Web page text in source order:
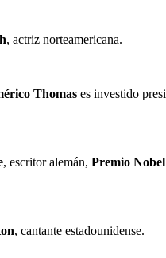
, actriz norteamericana.
Thomas es investido
, escritor alemán, Premio
, cantante estadounidense.